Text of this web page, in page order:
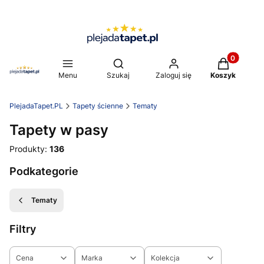
Menu
Otwórz wyszukiwarkę
Szukaj Zaloguj się
Produkty
Koszyk
PlejadaTapet.PL Tapety ścienne Tematy
Tapety w pasy
Produkty: 136
Podkategorie
Tematy
Filtry
Cena Marka Kolekcja